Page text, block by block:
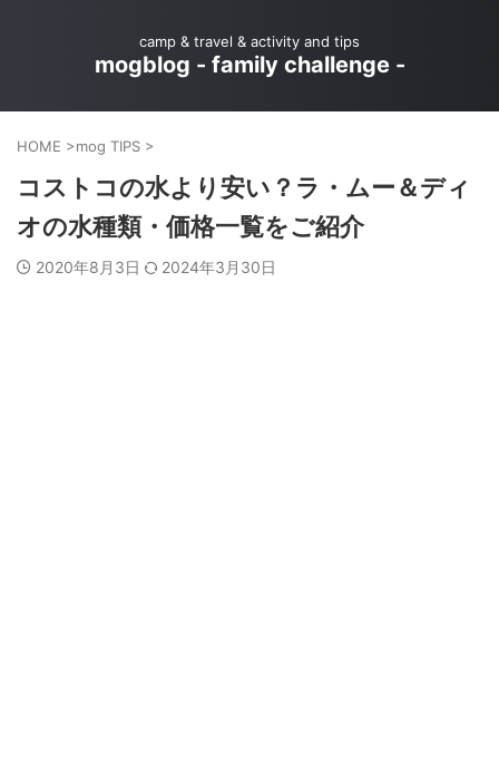
camp & travel & activity and tips
mogblog - family challenge -
HOME >mog TIPS >
コストコの水より安い？ラ・ムー＆ディ
オの水種類・価格一覧をご紹介
2020年8月3日 2024年3月30日